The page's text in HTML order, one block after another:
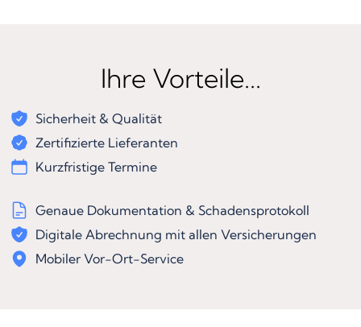
Ihre Vorteile...
Sicherheit & Qualität
Zertifizierte Lieferanten
Kurzfristige Termine
Genaue Dokumentation & Schadensprotokoll
Digitale Abrechnung mit allen Versicherungen
Mobiler Vor-Ort-Service